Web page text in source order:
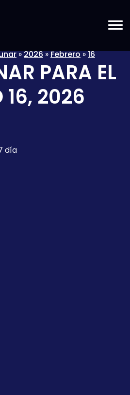
»2026»Febrero»16
PARA EL
16, 2026
día